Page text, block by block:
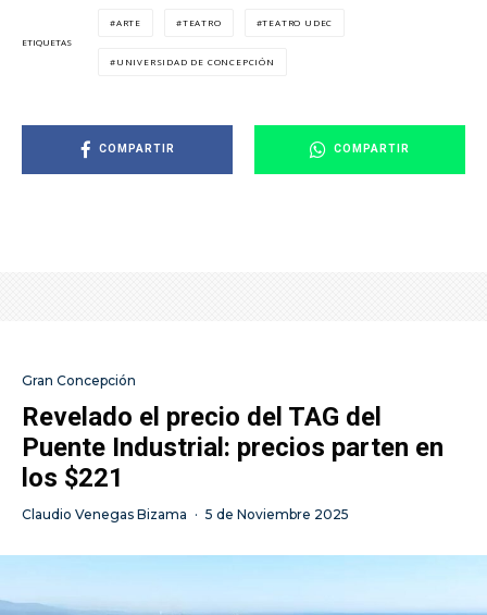
ETIQUETAS
ARTE TEATRO TEATRO UDEC
UNIVERSIDAD DE CONCEPCIÓN
COMPARTIR COMPARTIR
Gran Concepción
Revelado el precio del TAG del
Puente Industrial: precios parten en
los $221
Claudio Venegas Bizama · 5 de Noviembre 2025